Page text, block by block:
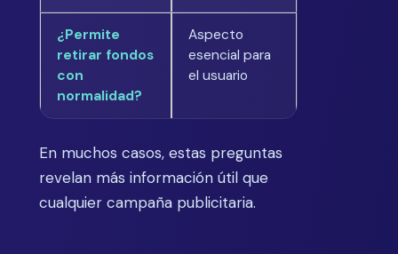
¿Permite
retirar fondos
con
normalidad?
Aspecto
esencial para
el usuario
En muchos casos, estas preguntas
revelan más información útil que
cualquier campaña publicitaria.